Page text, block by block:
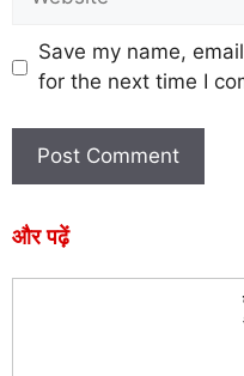
Save my name,
for the next time I
और पढ़ें